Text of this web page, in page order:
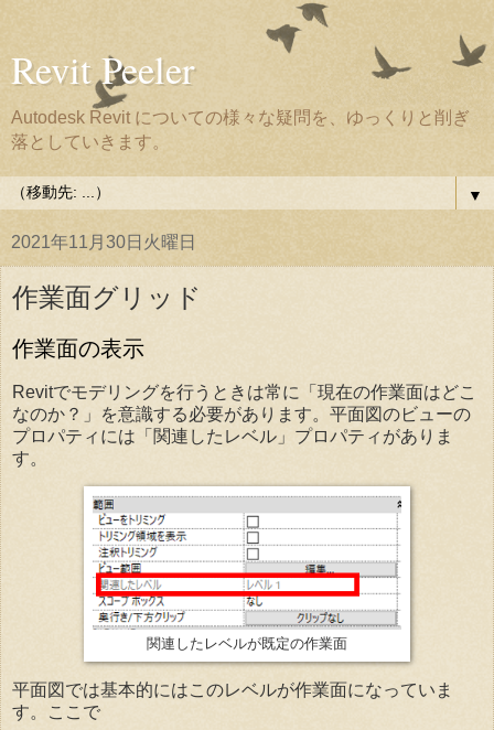
Revit Peeler
Autodesk Revit についての様々な疑問を、ゆっくりと削ぎ
落としていきます。
▼
2021年11月30日火曜日
作業面グリッド
作業面の表示
Revitでモデリングを行うときは常に「現在の作業面はどこ
なのか？」を意識する必要があります。平面図のビューの
プロパティには「関連したレベル」プロパティがありま
す。
関連したレベルが既定の作業面
平面図では基本的にはこのレベルが作業面になっていま
す。ここで